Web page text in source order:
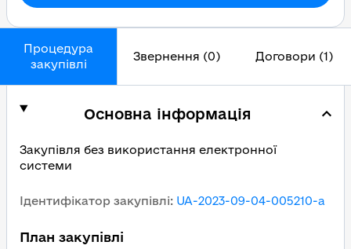
Процедура
закупівлі
Звернення (0) Договори (1)
Основна інформація
Закупівля без використання електронної
системи
Ідентифікатор закупівлі: UA-2023-09-04-005210-a
План закупівлі